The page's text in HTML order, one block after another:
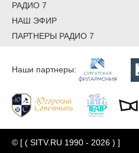
РАДИО 7
НАШ ЭФИР
ПАРТНЕРЫ РАДИО 7
Наши партнеры:
© [ ( SITV.RU 1990 - 2026 ) ]